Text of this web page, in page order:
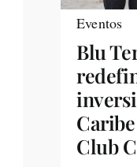
Eventos
Blu
Club